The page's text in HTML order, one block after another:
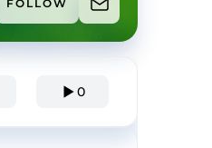
FOLLOW
0